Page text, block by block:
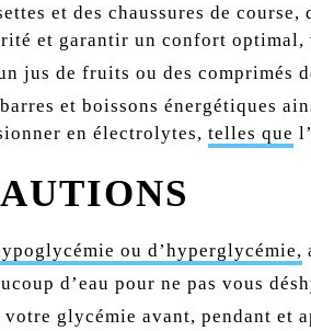
et des chaussures de
et garantir un confort optimal,
jus de fruits ou des comprimés
et boissons énergétiques
en électrolytes, telles que
ou d’hyperglycémie,
d’eau pour ne pas vous
glycémie avant, pendant et